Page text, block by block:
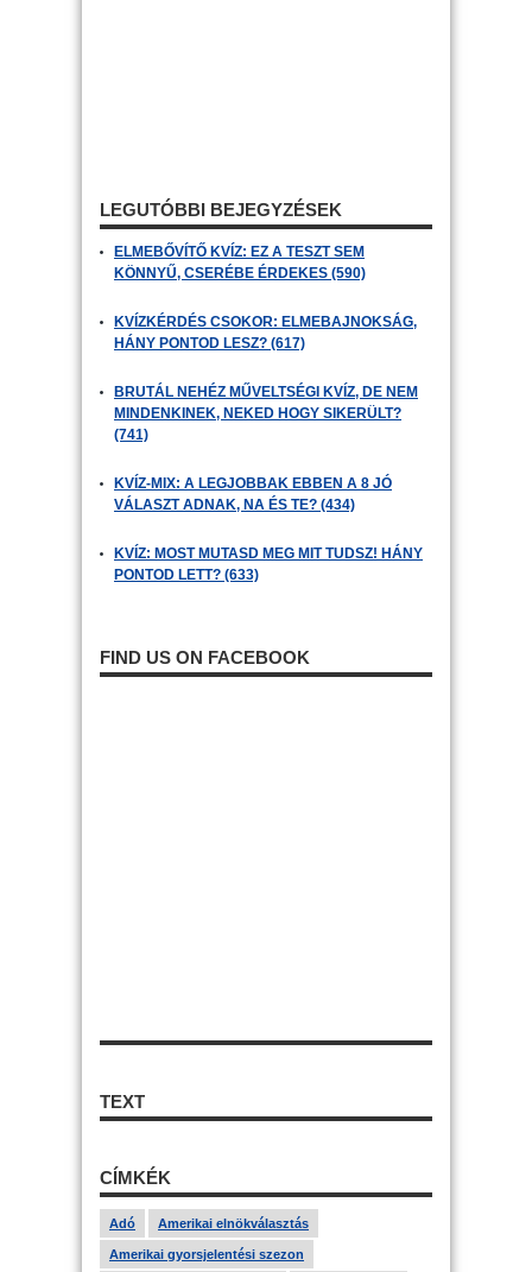
LEGUTÓBBI BEJEGYZÉSEK
ELMEBŐVÍTŐ KVÍZ: EZ A TESZT SEM
KÖNNYŰ, CSERÉBE ÉRDEKES (590)
KVÍZKÉRDÉS CSOKOR: ELMEBAJNOKSÁG,
HÁNY PONTOD LESZ? (617)
BRUTÁL NEHÉZ MŰVELTSÉGI KVÍZ, DE NEM
MINDENKINEK, NEKED HOGY SIKERÜLT?
(741)
KVÍZ-MIX: A LEGJOBBAK EBBEN A 8 JÓ
VÁLASZT ADNAK, NA ÉS TE? (434)
KVÍZ: MOST MUTASD MEG MIT TUDSZ! HÁNY
PONTOD LETT? (633)
FIND US ON FACEBOOK
TEXT
CÍMKÉK
Adó Amerikai elnökválasztás
Amerikai gyorsjelentési szezon